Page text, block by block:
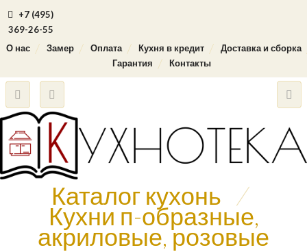
+7 (495)
369-26-55
О нас
Замер Оплата Кухня в кредит
Доставка и сборка
Гарантия
Контакты
Каталог кухонь /
Кухни п-образные,
акриловые, розовые